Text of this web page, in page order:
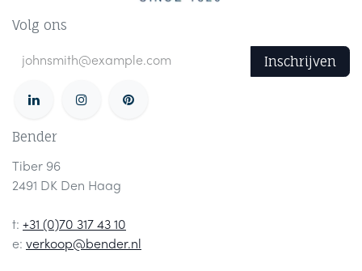
Volg ons
Inschrijven
Bender
Tiber 96
2491 DK Den Haag
t: +31 (0)70 317 43 10
e: verkoop@bender.nl